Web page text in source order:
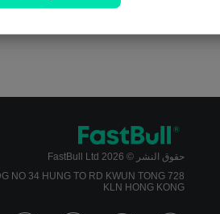
حقوق النشر © 2026 FastBull Ltd
NO 34 HUNG TO RD KWUN TONG
KLN HONG KONG